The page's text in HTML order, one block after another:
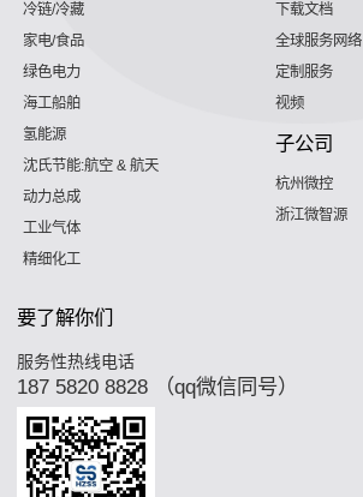
冷链/冷藏
家电/食品
绿色电力
海工船舶
氢能源
沈氏节能:航空 & 航天
动力总成
工业气体
精细化工
下载文档
全球服务网络
定制服务
视频
子公司
杭州微控
浙江微智源
要了解你们
服务性热线电话
187 5820 8828 （qq微信同号）